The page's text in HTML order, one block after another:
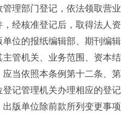
理部门登记，依法领取营
经核准登记后，取得法人
位的报纸编辑部、期刊编
管机关、业务范围、资本
当依照本条例第十二条、
记管理机关办理相应的登
版单位除前款所列变更事